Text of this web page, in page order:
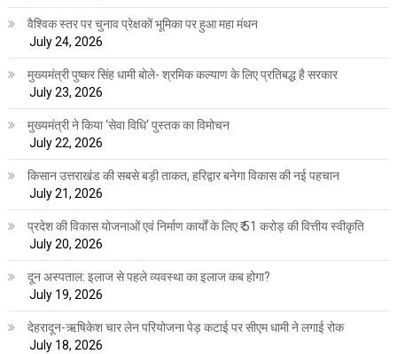
वैश्विक स्तर पर चुनाव प्रेक्षकों भूमिका पर हुआ महा मंथन
July 24, 2026
मुख्यमंत्री पुष्कर सिंह धामी बोले- श्रमिक कल्याण के लिए प्रतिबद्ध है सरकार
July 23, 2026
मुख्यमंत्री ने किया ‘सेवा विधि‘ पुस्तक का विमोचन
July 22, 2026
किसान उत्तराखंड की सबसे बड़ी ताकत, हरिद्वार बनेगा विकास की नई पहचान
July 21, 2026
प्रदेश की विकास योजनाओं एवं निर्माण कार्यों के लिए ₹ 51 करोड़ की वित्तीय स्वीकृति
July 20, 2026
दून अस्पताल: इलाज से पहले व्यवस्था का इलाज कब होगा?
July 19, 2026
देहरादून-ऋषिकेश चार लेन परियोजना पेड़ कटाई पर सीएम धामी ने लगाई रोक
July 18, 2026